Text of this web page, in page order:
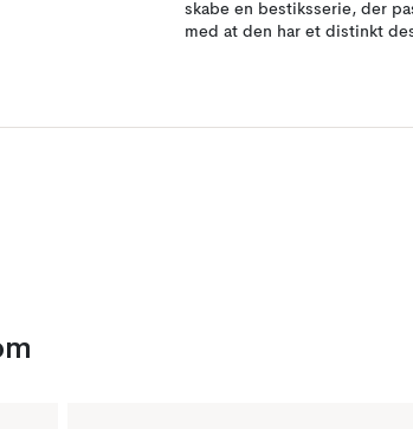
skabe en bestiksserie, der
med at den har et distinkt